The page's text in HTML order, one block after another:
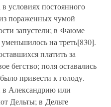
условиях постоянного
пораженных чумой
запустели; в Фаюме
на треть[830].
платить за
бегство; поля оставались
привести к голоду.
в Александрию или
Дельты; в Дельте